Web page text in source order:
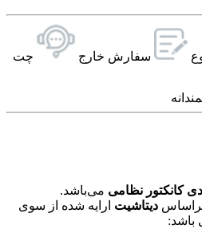
سفارش خارج چت
نظامی می‌باشد.
دیتاشیتارایه شده از سوی